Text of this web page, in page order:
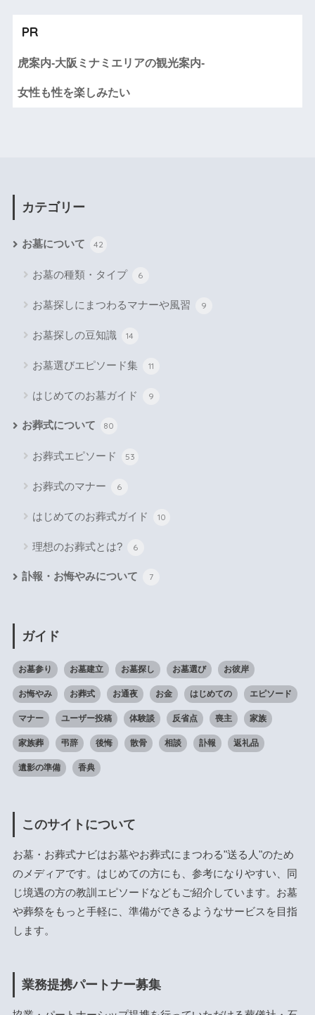
PR
虎案内-大阪ミナミエリアの観光案内-
女性も性を楽しみたい
カテゴリー
お墓について 42
お墓の種類・タイプ 6
お墓探しにまつわるマナーや風習 9
お墓探しの豆知識 14
お墓選びエピソード集 11
はじめてのお墓ガイド 9
お葬式について 80
お葬式エピソード 53
お葬式のマナー 6
はじめてのお葬式ガイド 10
理想のお葬式とは? 6
訃報・お悔やみについて 7
ガイド
お墓参り お墓建立 お墓探し お墓選び お彼岸
お悔やみ お葬式 お通夜 お金 はじめての エピソード
マナー ユーザー投稿 体験談 反省点 喪主 家族
家族葬 弔辞 後悔 散骨 相談 訃報 返礼品
遺影の準備 香典
このサイトについて
お墓・お葬式ナビはお墓やお葬式にまつわる"送る人"のため
のメディアです。はじめての方にも、参考になりやすい、同
じ境遇の方の教訓エピソードなどもご紹介しています。お墓
や葬祭をもっと手軽に、準備ができるようなサービスを目指
します。
業務提携パートナー募集